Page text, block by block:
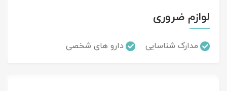
لوازم ضروری
مدارک شناسایی دارو های شخصی